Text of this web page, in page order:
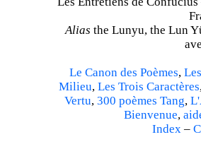
Alias the Lunyu, the Lun
Le Canon des Poèmes,
Milieu, Les Trois Caractères
Vertu, 300 poèmes Tang,
Bienvenue,
Index –